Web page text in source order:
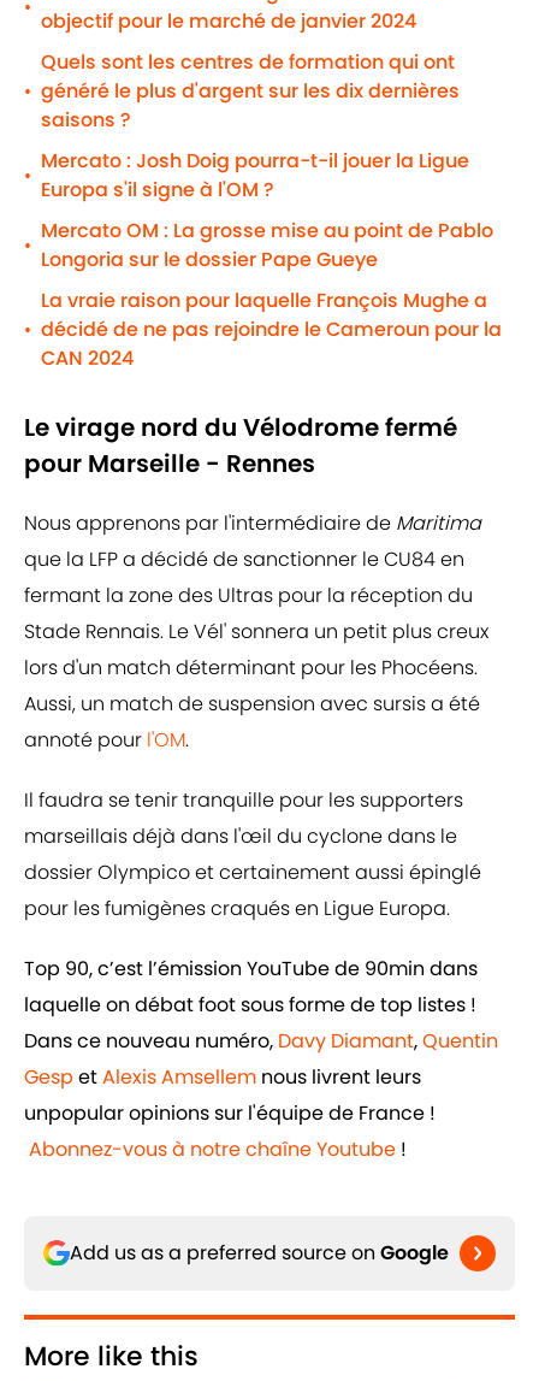
• objectif pour le marché de janvier 2024
•
Quels sont les centres de formation qui ont
généré le plus d'argent sur les dix dernières
saisons ?
•
Mercato : Josh Doig pourra-t-il jouer la Ligue
Europa s'il signe à l'OM ?
•
Mercato OM : La grosse mise au point de Pablo
Longoria sur le dossier Pape Gueye
•
La vraie raison pour laquelle François Mughe a
décidé de ne pas rejoindre le Cameroun pour la
CAN 2024
Le virage nord du Vélodrome fermé
pour Marseille - Rennes
Nous apprenons par l'intermédiaire de Maritima
que la LFP a décidé de sanctionner le CU84 en
fermant la zone des Ultras pour la réception du
Stade Rennais. Le Vél' sonnera un petit plus creux
lors d'un match déterminant pour les Phocéens.
Aussi, un match de suspension avec sursis a été
annoté pour l'OM.
Il faudra se tenir tranquille pour les supporters
marseillais déjà dans l'œil du cyclone dans le
dossier Olympico et certainement aussi épinglé
pour les fumigènes craqués en Ligue Europa.
Top 90, c’est l’émission YouTube de 90min dans
laquelle on débat foot sous forme de top listes !
Dans ce nouveau numéro, Davy Diamant,Quentin
Gesp etAlexis Amsellem nous livrent leurs
unpopular opinions sur l'équipe de France !
Abonnez-vous à notre chaîne Youtube !
Add us as a preferred source on Google
More like this